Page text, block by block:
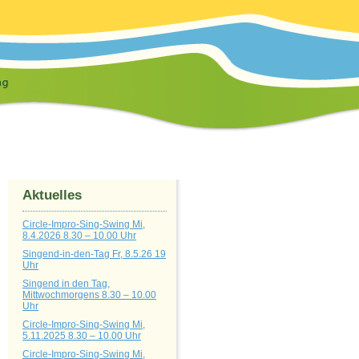
Aktuelles
Circle-Impro-Sing-Swing Mi,
8.4.2026 8.30 – 10.00 Uhr
Singend-in-den-Tag Fr, 8.5.26 19
Uhr
Singend in den Tag,
Mittwochmorgens 8.30 – 10.00
Uhr
Circle-Impro-Sing-Swing Mi,
5.11.2025 8.30 – 10.00 Uhr
Circle-Impro-Sing-Swing Mi,